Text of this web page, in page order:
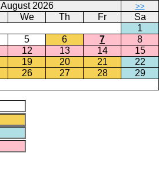
August 2026 >>
We Th Fr
Sa
1
5 6 7
8
12 13 14
15
19 20 21
22
26 27 28
29